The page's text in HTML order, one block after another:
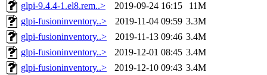
glpi-9.4.4-1.el8.rem..>
2019-09-24 16:15
11M
glpi-fusioninventory..>
2019-11-04 09:59 3.3M
glpi-fusioninventory..>
2019-11-13 09:46 3.4M
glpi-fusioninventory..>
2019-12-01 08:45 3.4M
glpi-fusioninventory..>
2019-12-10 09:43 3.4M